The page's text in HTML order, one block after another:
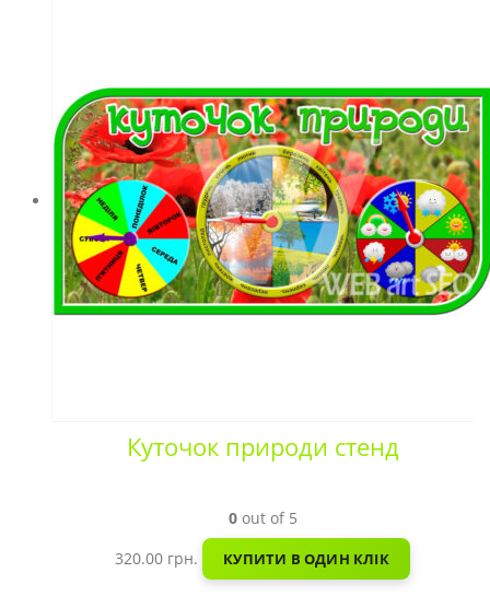
Куточок природи стенд
0out of 5
320.00 грн. КУПИТИ В ОДИН КЛІК